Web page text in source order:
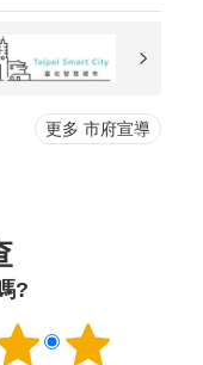
更多 市府宣導
?